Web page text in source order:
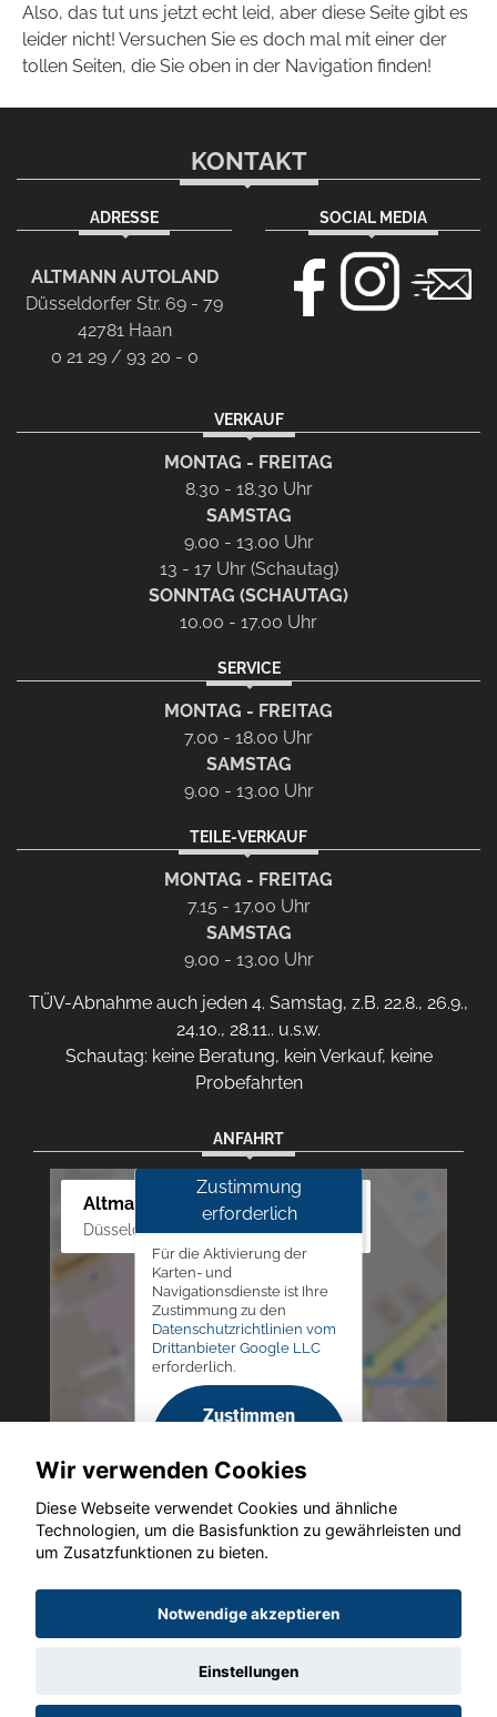
Also, das tut uns jetzt echt leid, aber diese Seite gibt es
leider nicht! Versuchen Sie es doch mal mit einer der
tollen Seiten, die Sie oben in der Navigation finden!
KONTAKT
ADRESSE
ALTMANN AUTOLAND
Düsseldorfer Str. 69 - 79
42781 Haan
0 21 29 / 93 20 - 0
SOCIAL MEDIA
VERKAUF
MONTAG - FREITAG
8.30 - 18.30 Uhr
SAMSTAG
9.00 - 13.00 Uhr
13 - 17 Uhr (Schautag)
SONNTAG (SCHAUTAG)
10.00 - 17.00 Uhr
SERVICE
MONTAG - FREITAG
7.00 - 18.00 Uhr
SAMSTAG
9.00 - 13.00 Uhr
TEILE-VERKAUF
MONTAG - FREITAG
7.15 - 17.00 Uhr
SAMSTAG
9.00 - 13.00 Uhr
TÜV-Abnahme auch jeden 4. Samstag, z.B. 22.8., 26.9.,
24.10., 28.11.. u.s.w.
Schautag: keine Beratung, kein Verkauf, keine
Probefahrten
ANFAHRT
Altmann Autoland
Düsseldorfer Str. 69 - 79, 42781 Haan
Zustimmung
erforderlich
Für die Aktivierung der
Karten- und
Navigationsdienste ist Ihre
Zustimmung zu den
Datenschutzrichtlinien vom
Drittanbieter Google LLC
erforderlich.
Zustimmen
aktivieren
Copyright © 2026. Altmann Autoland
Wir verwenden Cookies
Diese Webseite verwendet Cookies und ähnliche
Technologien, um die Basisfunktion zu gewährleisten und
um Zusatzfunktionen zu bieten.
Notwendige akzeptieren
Einstellungen